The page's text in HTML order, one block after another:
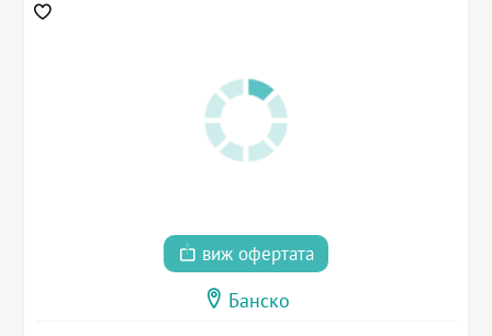
виж офертата
Банско